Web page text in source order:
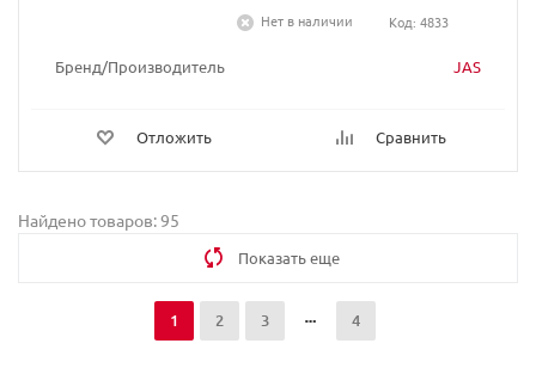
Бренд/Производитель JAS
Отложить Сравнить
Нет в наличии
Код: 4833
Найдено товаров: 95
Показать еще
1 2 3 4